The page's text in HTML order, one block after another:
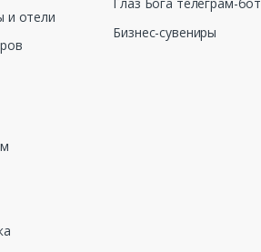
и отели
Глаз Бога телеграм-бот
Бизнес-сувениры